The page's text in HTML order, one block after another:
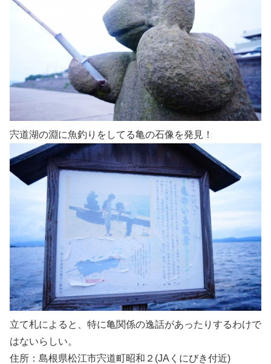
宍道湖の淵に魚釣りをしてる亀の石像を発見！
立て札によると、特に亀関係の逸話があったりするわけで
はないらしい。
住所：島根県松江市宍道町昭和２(JAくにびき付近)